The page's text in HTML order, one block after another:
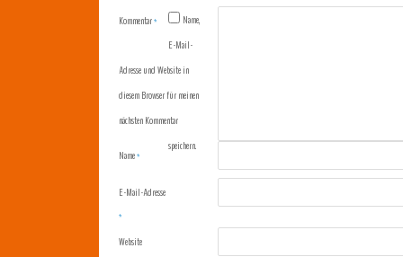
Kommentar*
Name*
E-Mail-Adresse
*
Website
Name,
E-Mail-
Adresse und Website in
diesem Browser für meinen
nächsten Kommentar
speichern.